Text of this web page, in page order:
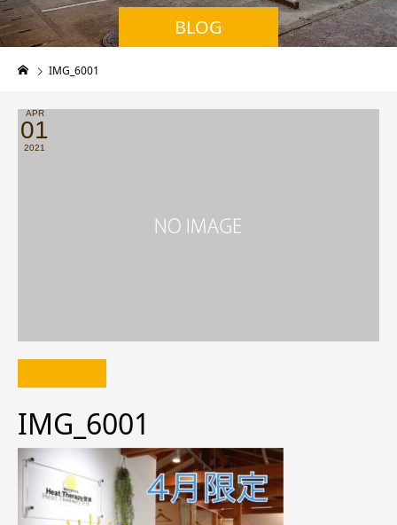
BLOG
IMG_6001
APR
01
2021
IMG_6001